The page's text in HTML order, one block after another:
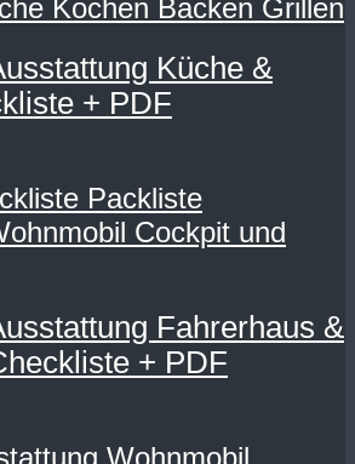
Küche &
+ PDF
Fahrerhaus &
+ PDF